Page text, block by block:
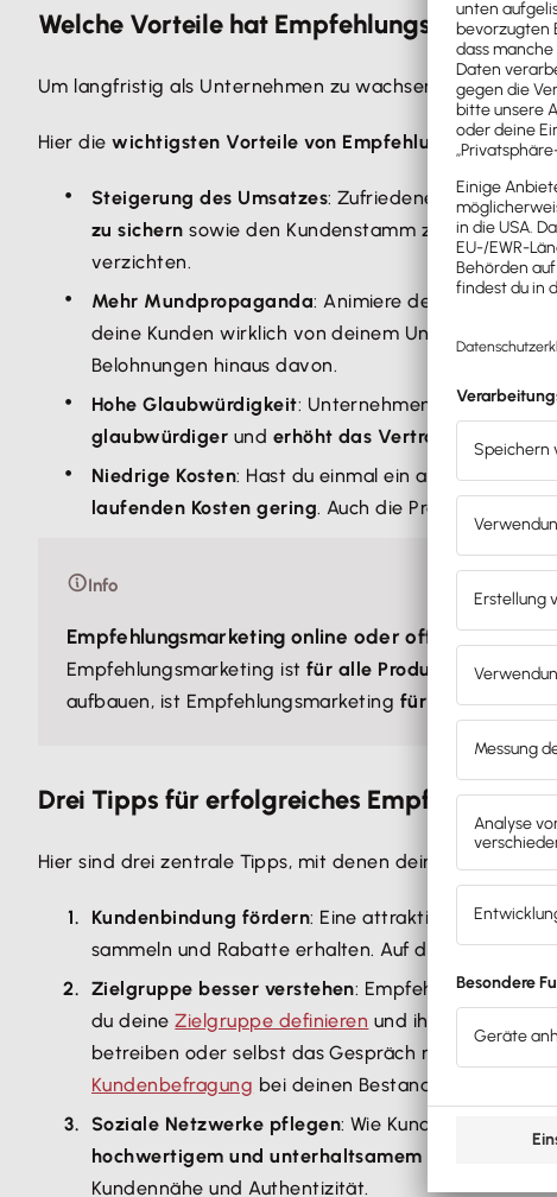
Welche Vorteile hat
Um langfristig als Unternehmen zu wachsen und
Hier diewichtigsten Vorteile von
Steigerung des Umsatzes: Zufriedene Kunden
zu sichernsowie den Kundenstamm zu erweitern.
verzichten.
Mehr Mundpropaganda: Animiere deine Kunden
deine Kunden wirklich von deinem Unternehmen
Belohnungen hinaus davon.
Hohe Glaubwürdigkeit: Unternehmenswerbung ist
glaubwürdiger und erhöht das Vertrauen
in die
Niedrige Kosten: Hast du einmal ein
laufenden Kosten gering. Auch die Prämien wählst
Info
Empfehlungsmarketing online oder offline für jede
Empfehlungsmarketing ist für alle Produkte und
aufbauen, ist Empfehlungsmarketing für Firmen aus
Drei Tipps für erfolgreiches
Hier sind drei zentrale Tipps, mit denen dein
Kundenbindung fördern: Eine attraktive
sammeln und Rabatte erhalten. Auf diese Weise
Zielgruppe besser verstehen: Empfehlungen
du deineZielgruppe definieren und ihre
betreiben oder selbst das Gespräch mit deinen
Kundenbefragung bei deinen Bestandskunden
Soziale Netzwerke pflegen: Wie Kunden dich als
hochwertigem und unterhaltsamem Content
sind
Kundennähe und Authentizität.